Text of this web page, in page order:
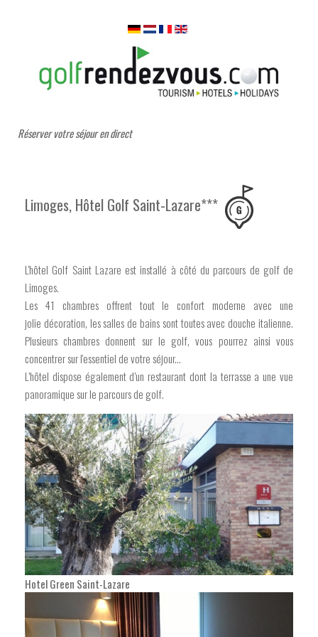
Réserver votre séjour en direct
Limoges, Hôtel Golf Saint-Lazare***
L'hôtel Golf Saint Lazare est installé à côté du parcours de golf de
Limoges.
Les 41 chambres offrent tout le confort moderne avec une
jolie décoration, les salles de bains sont toutes avec douche italienne.
Plusieurs chambres donnent sur le golf, vous pourrez ainsi vous
concentrer sur l'essentiel de votre séjour...
L’hôtel dispose également d’un restaurant dont la terrasse a une vue
panoramique sur le parcours de golf.
Hotel Green Saint-Lazare